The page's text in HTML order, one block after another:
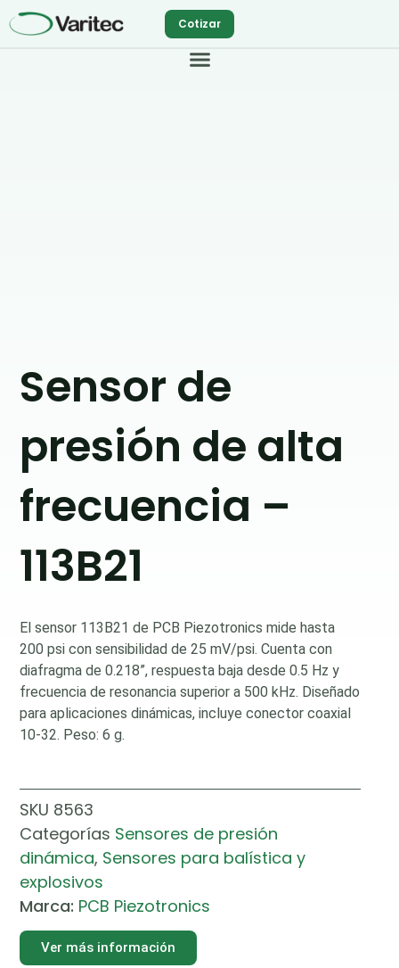
al
Cotizar
Sensor de
presión de alta
frecuencia –
113B21
El sensor 113B21 de PCB Piezotronics mide hasta
200 psi con sensibilidad de 25 mV/psi. Cuenta con
diafragma de 0.218”, respuesta baja desde 0.5 Hz y
frecuencia de resonancia superior a 500 kHz. Diseñado
para aplicaciones dinámicas, incluye conector coaxial
10-32. Peso: 6 g.
SKU 8563
Categorías Sensores de presión
dinámica, Sensores para balística y
explosivos
Marca: PCB Piezotronics
Ver más información